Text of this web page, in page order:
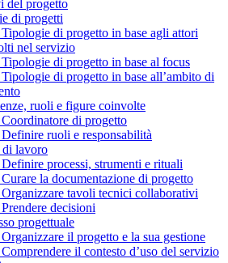
del progetto
di progetti
di progetto in base agli attori
nel servizio
di progetto in base al focus
di progetto in base all’ambito di
ruoli e figure coinvolte
di progetto
ruoli e responsabilità
lavoro
processi, strumenti e rituali
la documentazione di progetto
tavoli tecnici collaborativi
decisioni
progettuale
il progetto e la sua gestione
il contesto d’uso del servizio